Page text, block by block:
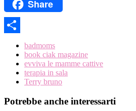
WhatsAppShare
badmoms
book ciak magazine
evviva le mamme cattive
terapia in sala
Terry bruno
Potrebbe anche interessarti